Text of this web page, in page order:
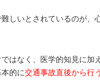
しいとされているのが、
はなく、医学的知見に加
的に交通事故直後から行